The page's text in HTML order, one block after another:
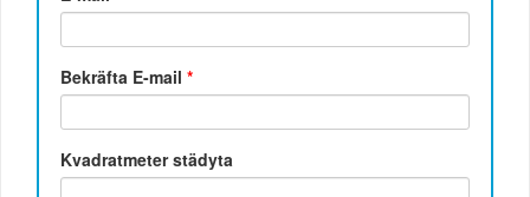
Bekräfta E-mail*
Kvadratmeter städyta